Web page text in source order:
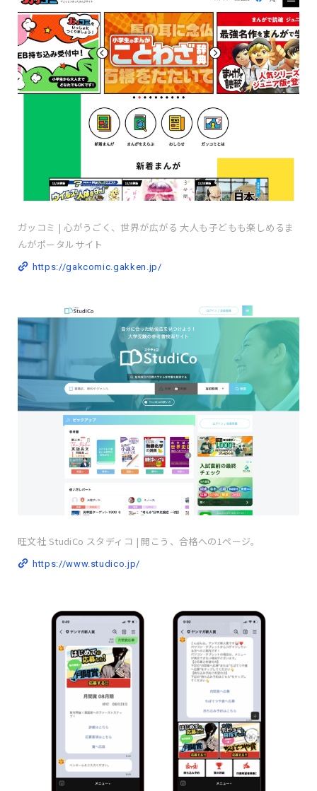
ガッコミ | 心がうごく、世界が広がる 大人も子どもも楽しめるま
んがポータルサイト
https://gakcomic.gakken.jp/
旺文社 StudiCo スタディコ | 開こう、合格への1ページ。
https://www.studico.jp/